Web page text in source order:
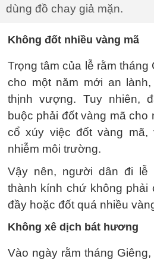
dùng đồ chay giả mặn.
Không đốt nhiều vàng mã
Trọng tâm của lễ rằm tháng
cho một năm mới an
thịnh vượng. Tuy nhiên,
buộc phải đốt vàng mã cho
cổ xúy việc đốt vàng
nhiễm môi trường.
Vậy nên, người dân đi lễ
thành kính chứ không phải
đầy hoặc đốt quá nhiều
Không xê dịch bát hương
Vào ngày rằm tháng